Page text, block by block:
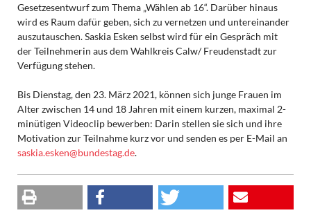
Gesetzesentwurf zum Thema „Wählen ab 16“. Darüber hinaus
wird es Raum dafür geben, sich zu vernetzen und untereinander
auszutauschen. Saskia Esken selbst wird für ein Gespräch mit
der Teilnehmerin aus dem Wahlkreis Calw/ Freudenstadt zur
Verfügung stehen.
Bis Dienstag, den 23. März 2021, können sich junge Frauen im
Alter zwischen 14 und 18 Jahren mit einem kurzen, maximal 2-
minütigen Videoclip bewerben: Darin stellen sie sich und ihre
Motivation zur Teilnahme kurz vor und senden es per E-Mail an
saskia.esken@bundestag.de.